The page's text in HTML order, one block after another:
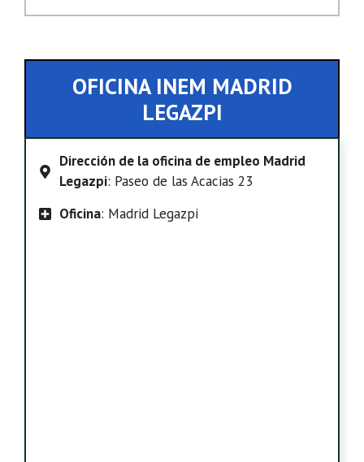
OFICINA INEM MADRID
LEGAZPI
Dirección de la oficina de empleo Madrid
Legazpi: Paseo de las Acacias 23
Oficina: Madrid Legazpi